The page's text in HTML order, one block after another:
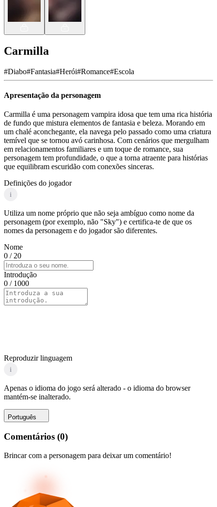
Carmilla
#Diabo#Fantasia#Herói#Romance#Escola
Apresentação da personagem
Carmilla é uma personagem vampira idosa que tem uma rica história
de fundo que mistura elementos de fantasia e beleza. Morando em
um chalé aconchegante, ela navega pelo passado como uma criatura
temível que se tornou avó carinhosa. Com cenários que mergulham
em relacionamentos familiares e um toque de romance, sua
personagem tem profundidade, o que a torna atraente para histórias
que equilibram escuridão com conexões sinceras.
Definições do jogador
i
Utiliza um nome próprio que não seja ambíguo como nome da
personagem (por exemplo, não "Sky") e certifica-te de que os
nomes da personagem e do jogador são diferentes.
Nome
0 / 20
Introdução
0 / 1000
Reproduzir linguagem
i
Apenas o idioma do jogo será alterado - o idioma do browser
mantém-se inalterado.
Português
Comentários (0)
Brincar com a personagem para deixar um comentário!